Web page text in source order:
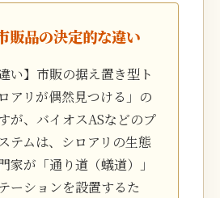
販品の決定的な違い
い】市販の据え置き型ト
アリが偶然見つける」の
が、バイオスASなどのプ
テムは、シロアリの生態
家が「通り道（蟻道）」
ーションを設置するた